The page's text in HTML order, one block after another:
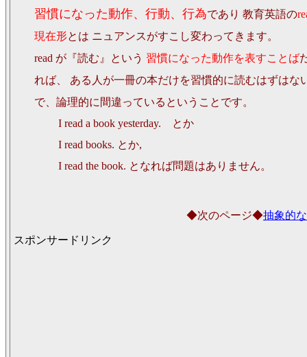
習慣になった動作、行動、行為であり 教育英語の
現在形とは ニュアンスがすこし変わってきます。
read が『読む』という 習慣になった動作を表すことば
れば、 ある人が一冊の本だけを習慣的に読むはずはな
で、論理的に間違っているということです。
I read a book yesterday. とか
I read books. とか,
I read the book. となれば問題はありません。
◆次のページ◆抽象的
スポンサードリンク